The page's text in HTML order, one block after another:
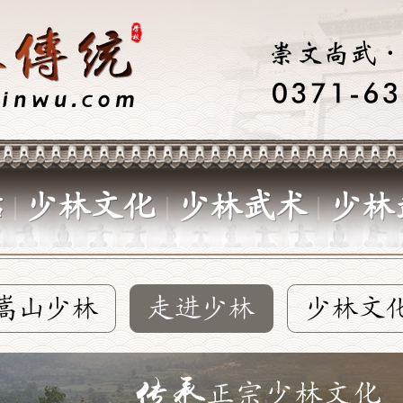
少林文化 少林武术 少林
山少林 走进少林 少林文